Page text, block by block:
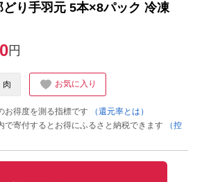
り手羽元 5本×8パック 冷凍
円
肉 お気に入り
得度を測る指標です
（還元率とは）
寄付するとお得にふるさと納税できます
（控